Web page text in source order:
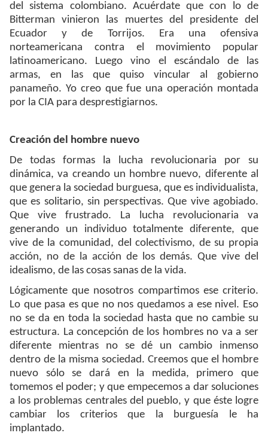
del sistema colombiano. Acuérdate que con lo de
Bitterman vinieron las muertes del presidente del
Ecuador y de Torrijos. Era una ofensiva
norteamericana contra el movimiento popular
latinoamericano. Luego vino el escándalo de las
armas, en las que quiso vincular al gobierno
panameño. Yo creo que fue una operación montada
por la CIA para desprestigiarnos.
Creación del hombre nuevo
De todas formas la lucha revolucionaria por su
dinámica, va creando un hombre nuevo, diferente al
que genera la sociedad burguesa, que es individualista,
que es solitario, sin perspectivas. Que vive agobiado.
Que vive frustrado. La lucha revolucionaria va
generando un individuo totalmente diferente, que
vive de la comunidad, del colectivismo, de su propia
acción, no de la acción de los demás. Que vive del
idealismo, de las cosas sanas de la vida.
Lógicamente que nosotros compartimos ese criterio.
Lo que pasa es que no nos quedamos a ese nivel. Eso
no se da en toda la sociedad hasta que no cambie su
estructura. La concepción de los hombres no va a ser
diferente mientras no se dé un cambio inmenso
dentro de la misma sociedad. Creemos que el hombre
nuevo sólo se dará en la medida, primero que
tomemos el poder; y que empecemos a dar soluciones
a los problemas centrales del pueblo, y que éste logre
cambiar los criterios que la burguesía le ha
implantado.